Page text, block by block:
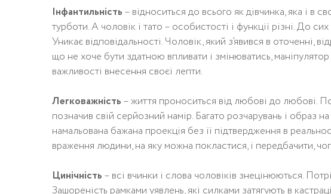
Інфантильність – відноситься до всього як дівчинка, яка і в
турботи. А чоловік і тато – особистості і функції різні. До
Уникає відповідальності. Чоловік, який з’явився в оточенні,
що не хоче бути здатною впливати і змінюватись,
важливості внесення своєї лепти.
Легковажність – життя проноситься від любові до любові.
позначив свій серйозний намір. Багато розчарувань і образ на
намальована бажана проекція без її підтвердження в
враження людини, на яку можна покластися, і передбачити,
Цинічність – всі вчинки і слова чоловіків знецінюються.
Зашореність рамками уявлень, які силками затягують в